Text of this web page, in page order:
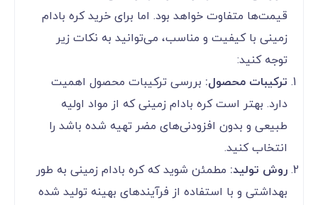
قیمت‌ها متفاوت خواهد بود. اما برای خرید کره بادام
زمینی با کیفیت و مناسب، می‌توانید به نکات زیر
توجه کنید:
ترکیبات محصول: بررسی ترکیبات محصول اهمیت
دارد. بهتر است کره بادام زمینی که از مواد اولیه
طبیعی و بدون افزودنی‌های مضر تهیه شده باشد را
انتخاب کنید.
روش تولید: مطمئن شوید که کره بادام زمینی به طور
بهداشتی و با استفاده از فرآیندهای بهینه تولید شده